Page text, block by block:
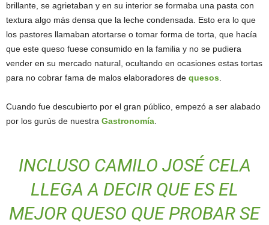
brillante, se agrietaban y en su interior se formaba una pasta con
textura algo más densa que la leche condensada. Esto era lo que
los pastores llamaban atortarse o tomar forma de torta, que hacía
que este queso fuese consumido en la familia y no se pudiera
vender en su mercado natural, ocultando en ocasiones estas tortas
para no cobrar fama de malos elaboradores de quesos
Cuando fue descubierto por el gran público, empezó a ser alabado
por los gurús de nuestra Gastronomía
INCLUSO CAMILO JOSÉ CELA
LLEGA A DECIR QUE ES EL
MEJOR QUESO QUE PROBAR SE